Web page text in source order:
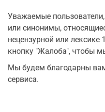
Уважаемые
или синонимы,
нецензурной или лексике
кнопку "Жалоба", чтобы
Мы будем благодарны
сервиса.